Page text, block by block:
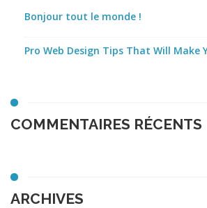
Bonjour tout le monde !
Pro Web Design Tips That Will Make
COMMENTAIRES RÉCENTS
ARCHIVES